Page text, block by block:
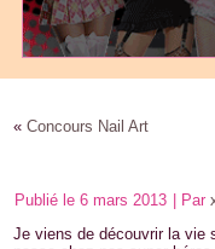
« Concours Nail Art
Publié le 6 mars 2013 Par
Je viens de découvrir la vie